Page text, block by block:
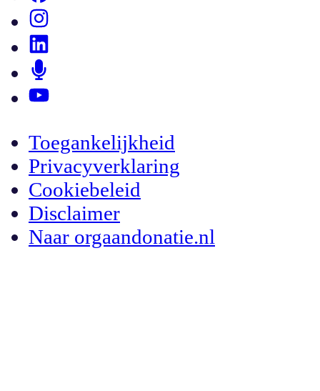
Toegankelijkheid
Privacyverklaring
Cookiebeleid
Disclaimer
Naar orgaandonatie.nl